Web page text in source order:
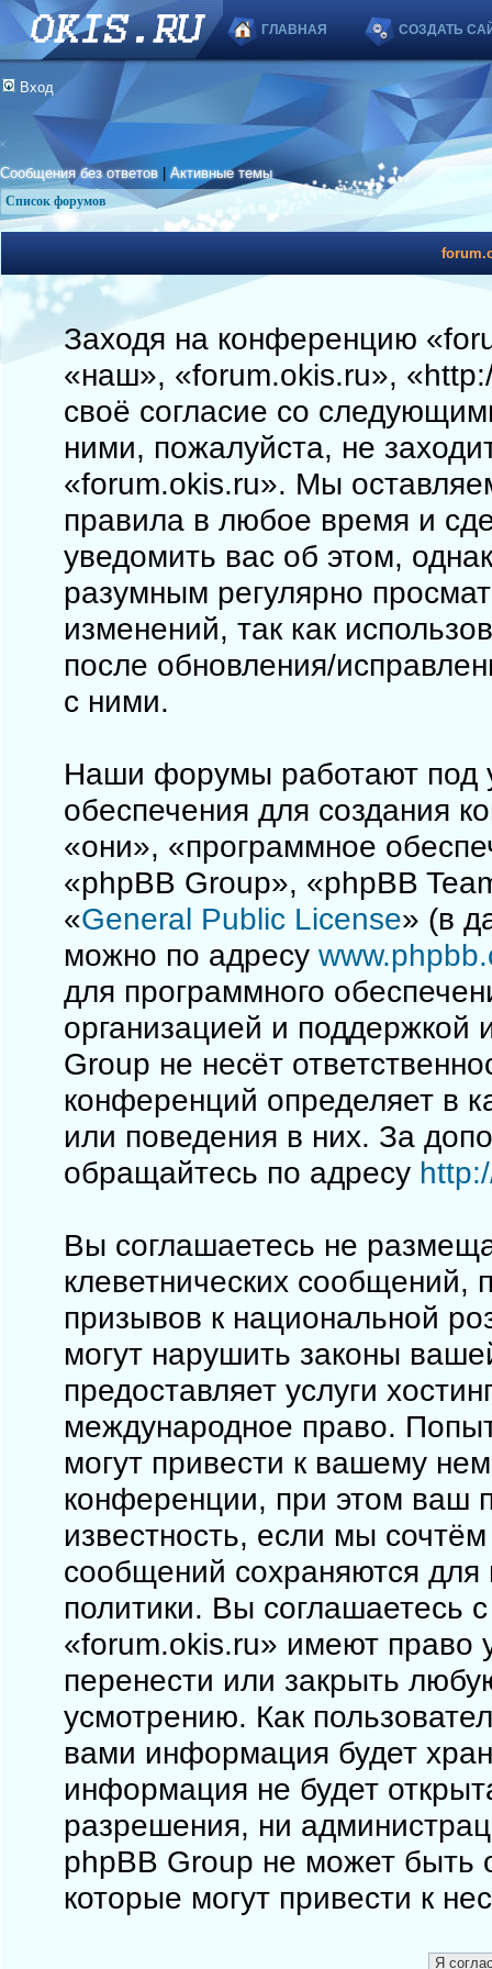
ГЛАВНАЯ СОЗДАТЬ
Вход
Сообщения без ответов |Активные темы
Список форумов
Заходя на конференцию
«наш», «forum.okis.ru»,
своё согласие со
ними, пожалуйста, не
«forum.okis.ru». Мы
правила в любое время и
уведомить вас об этом,
разумным регулярно
изменений, так как
после обновления/
с ними.
Наши форумы работают под
обеспечения для создания
«они», «программное
«phpBB Group», «phpBB
«General Public License» (в
можно по адресу
для программного
организацией и поддержкой
Group не несёт
конференций определяет в
или поведения в них. За
обращайтесь по адресу
Вы соглашаетесь не
клеветнических сообщений,
призывов к национальной
могут нарушить законы
предоставляет услуги
международное право.
могут привести к вашему
конференции, при этом ваш
известность, если мы
сообщений сохраняются для
политики. Вы соглашаетесь
«forum.okis.ru» имеют право
перенести или закрыть
усмотрению. Как
вами информация будет
информация не будет
разрешения, ни
phpBB Group не может быть
которые могут привести к